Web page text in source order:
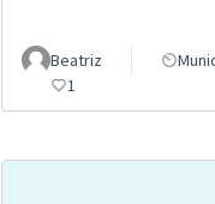
Beatriz
1